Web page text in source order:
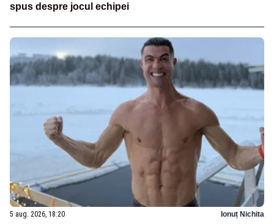
spus despre jocul echipei
5 aug. 2026, 18:20 Ionuț Nichita